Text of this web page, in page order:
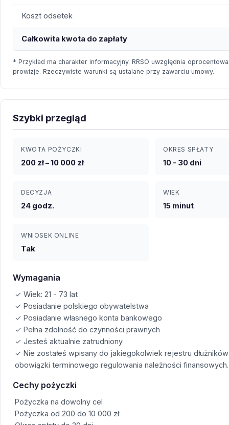
Koszt odsetek
Całkowita kwota do zapłaty
* Przykład ma charakter informacyjny. RRSO uwzględnia
prowizje. Rzeczywiste warunki są ustalane przy zawarciu umowy.
Szybki przegląd
KWOTA POŻYCZKI
200 zł – 10 000 zł
OKRES SPŁATY
10 - 30 dni
DECYZJA
24 godz.
WIEK
15 minut
WNIOSEK ONLINE
Tak
Wymagania
✓ Wiek: 21 - 73 lat
✓ Posiadanie polskiego obywatelstwa
✓ Posiadanie własnego konta bankowego
✓ Pełna zdolność do czynności prawnych
✓ Jesteś aktualnie zatrudniony
✓ Nie zostałeś wpisany do jakiegokolwiek rejestru
obowiązki terminowego regulowania należności finansowych.
Cechy pożyczki
Pożyczka na dowolny cel
Pożyczka od 200 do 10 000 zł